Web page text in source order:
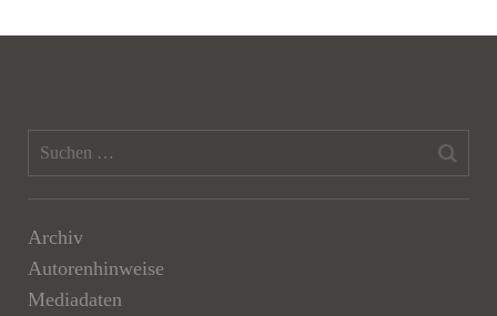
Archiv
Autorenhinweise
Mediadaten